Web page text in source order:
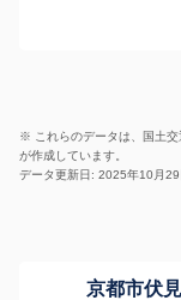
※ これらのデータは、国土交
が作成しています。
データ更新日: 2025年10月29
京都市伏